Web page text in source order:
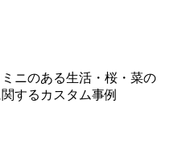
ニのある生活・桜・菜の
するカスタム事例